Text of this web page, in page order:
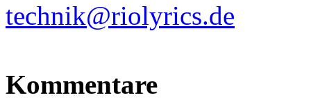
technik@riolyrics.de
Kommentare